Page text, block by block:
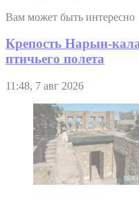
Вам может быть интересно
Крепость Нарын-
птичьего полета
11:48, 7 авг 2026